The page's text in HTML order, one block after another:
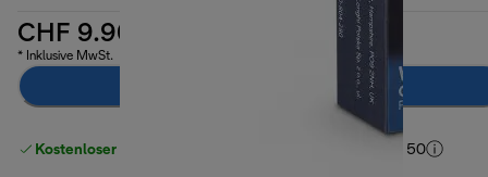
CHF 9.90
* Inklusive MwSt.
Zum Warenkorb hinzufügen
Kostenloser Versand ab einem Einkaufswert von CHF 50